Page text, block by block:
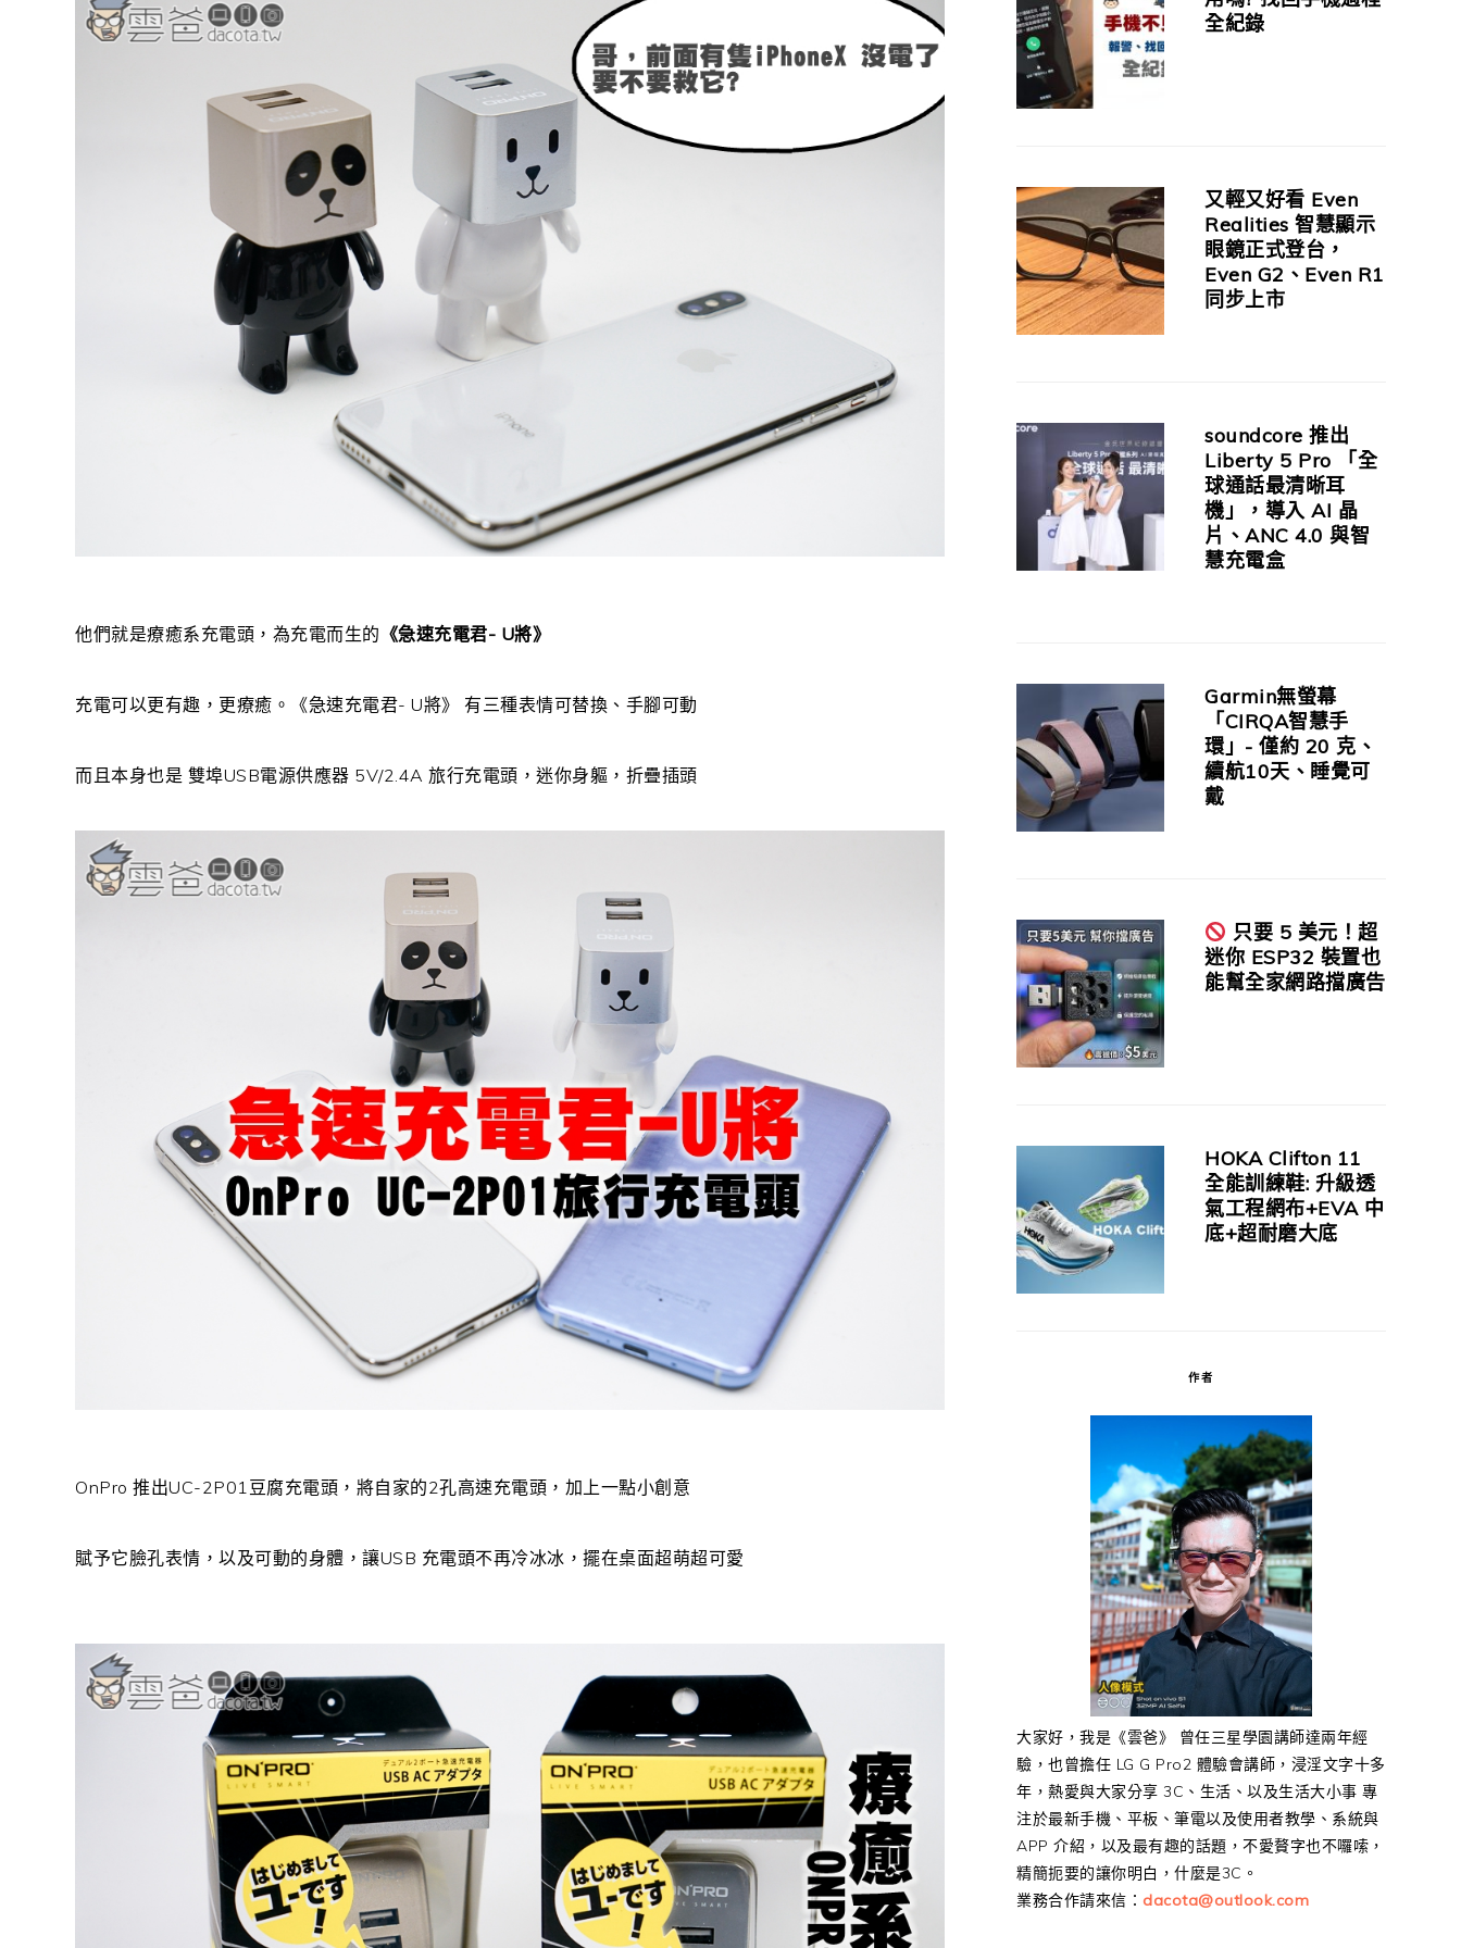
他們就是療癒系充電頭，為充電而生的 《急速充電君- U將》
充電可以更有趣，更療癒。《急速充電君- U將》 有三種表情可替換、手腳可動
而且本身也是 雙埠USB電源供應器 5V/2.4A 旅行充電頭，迷你身軀，折疊插頭
OnPro 推出UC-2P01豆腐充電頭，將自家的2孔高速充電頭，加上一點小創意
賦予它臉孔表情，以及可動的身體，讓USB 充電頭不再冷冰冰，擺在桌面超萌超可愛
全紀錄
又輕又好看 Even
Realities 智慧顯示
眼鏡正式登台，
Even G2、Even R1
同步上市
soundcore 推出
Liberty 5 Pro 「全
球通話最清晰耳
機」，導入 AI 晶
片、ANC 4.0 與智
慧充電盒
Garmin無螢幕
「CIRQA智慧手
環」- 僅約 20 克、
續航10天、睡覺可
戴
只要 5 美元！超
迷你 ESP32 裝置也
能幫全家網路擋廣告
HOKA Clifton 11
全能訓練鞋: 升級透
氣工程網布+EVA 中
底+超耐磨大底
作者
大家好，我是《雲爸》 曾任三星學園講師達兩年經
驗，也曾擔任 LG G Pro2 體驗會講師，浸淫文字十多
年，熱愛與大家分享 3C、生活、以及生活大小事 專
注於最新手機、平板、筆電以及使用者教學、系統與
APP 介紹，以及最有趣的話題，不愛贅字也不囉嗦，
精簡扼要的讓你明白，什麼是3C。
業務合作請來信： dacota@outlook.com